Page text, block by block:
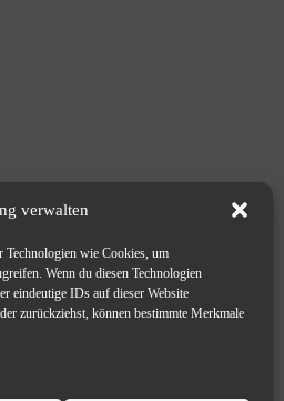
verwalten
wie Cookies, um
Wenn du diesen Technologien
eindeutige IDs auf dieser Website
zurückziehst, können bestimmte Merkmale